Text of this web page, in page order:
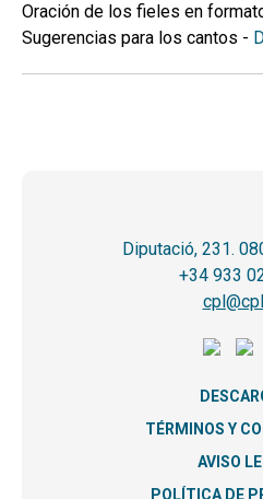
Oración de los fieles en
Sugerencias para los cantos -
Diputació, 231.
+34 933
TÉRMINOS Y
AVISO
POLÍTICA DE